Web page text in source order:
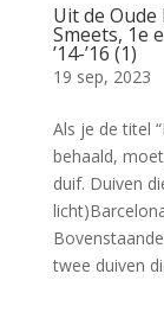
Uit de
Smeets, 1e
’14-’16 (1)
19 sep, 2023
Als je de titel
behaald,
duif. Duiven
twee duiven